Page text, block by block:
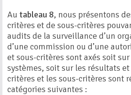
Au tableau 8, nous présentons
critères et de sous-critères
audits de la surveillance d’un
d’une commission ou d’une
et sous-critères sont axés soit
systèmes, soit sur les résultats et
critères et les sous-critères sont
catégories suivantes :